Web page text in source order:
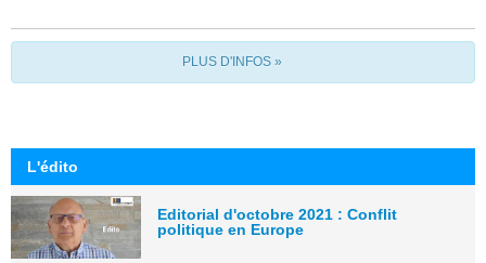
PLUS D'INFOS »
L'édito
Editorial d'octobre 2021 : Conflit
politique en Europe